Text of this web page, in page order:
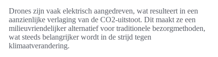
Drones zijn vaak elektrisch aangedreven, wat resulteert in een
aanzienlijke verlaging van de CO2-uitstoot. Dit maakt ze een
milieuvriendelijker alternatief voor traditionele bezorgmethoden,
wat steeds belangrijker wordt in de strijd tegen
klimaatverandering.